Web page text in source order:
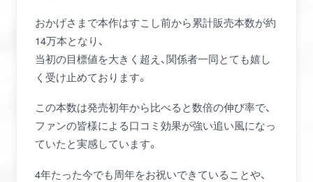
おかげさまで本作はすこし前から累計販売本数が約
14万本となり、
当初の目標値を大きく超え、関係者一同とても嬉し
く受け止めております。
この本数は発売初年から比べると数倍の伸び率で、
ファンの皆様による口コミ効果が強い追い風になっ
ていたと実感しています。
4年たった今でも周年をお祝いできていることや、